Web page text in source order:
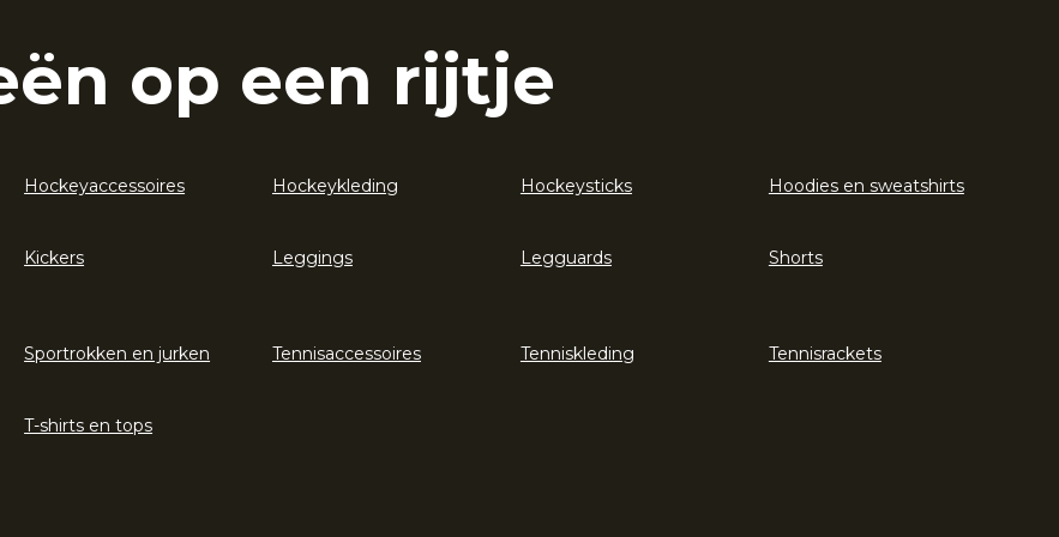
op een rijtje
Hockeyaccessoires Hockeykleding Hockeysticks Hoodies en sweatshirts
Kickers Leggings Legguards Shorts
Sportrokken en jurken Tennisaccessoires Tenniskleding Tennisrackets
T-shirts en tops